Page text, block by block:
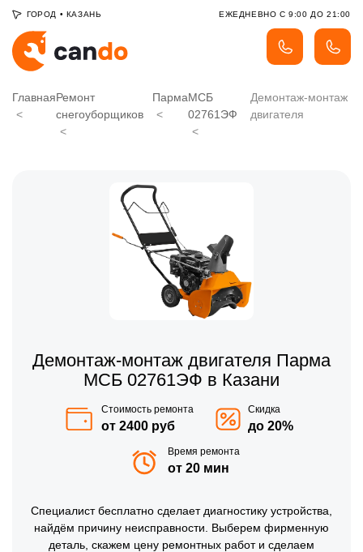
ГОРОД • КАЗАНЬ ЕЖЕДНЕВНО С 9:00 ДО 21:00
ГлавнаяРемонт
снегоуборщиков
ПармаМСБ
02761ЭФ
Демонтаж-монтаж
двигателя
Демонтаж-монтаж двигателя Парма
МСБ 02761ЭФ в Казани
Стоимость ремонта
от 2400 руб
Скидка
до 20%
Время ремонта
от 20 мин
Специалист бесплатно сделает диагностику устройства,
найдём причину неисправности. Выберем фирменную
деталь, скажем цену ремонтных работ и сделаем